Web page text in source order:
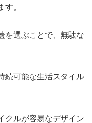
す。
を選ぶことで、無駄な
続可能な生活スタイル
クルが容易なデザイン